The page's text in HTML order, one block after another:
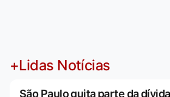
+Lidas Notícias
São Paulo quita parte da